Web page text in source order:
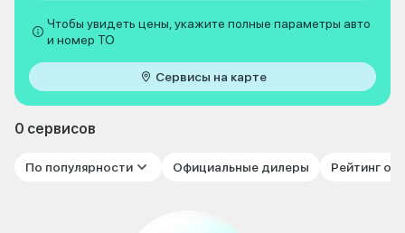
Чтобы увидеть цены, укажите полные параметры авто
и номер ТО
Сервисы на карте
0 сервисов
По популярности Официальные дилеры Рейтинг